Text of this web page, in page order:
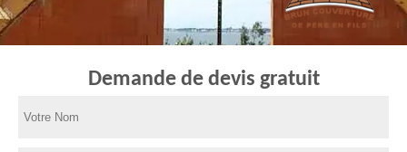
Demande de devis gratuit